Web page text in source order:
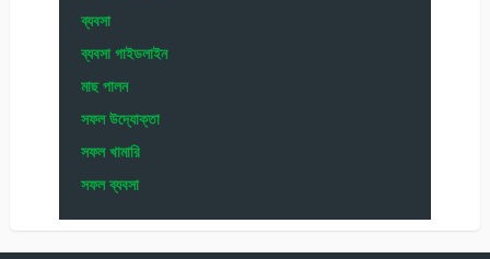
ব্যবসা
ব্যবসা গাইডলাইন
মাছ পালন
সফল উদ্যোক্তা
সফল খামারি
সফল ব্যবসা